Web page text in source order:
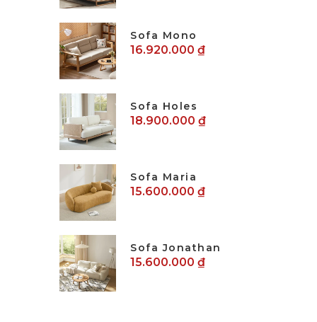
Sofa Mono
16.920.000 ₫
Sofa Holes
18.900.000 ₫
Sofa Maria
15.600.000 ₫
Sofa Jonathan
15.600.000 ₫